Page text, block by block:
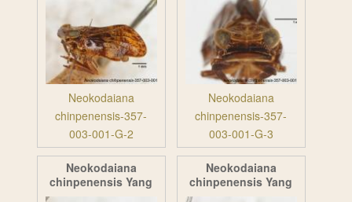
Neokodaiana
chinpenensis-357-
003-001-G-2
Neokodaiana
chinpenensis-357-
003-001-G-3
Neokodaiana
chinpenensis Yang
Neokodaiana
chinpenensis Yang